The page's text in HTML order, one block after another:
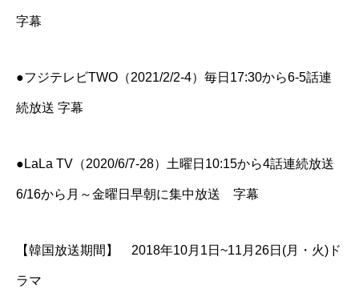
字幕
●フジテレビTWO（2021/2/2-4）毎日17:30から6-5話連
続放送 字幕
●LaLa TV（2020/6/7-28）土曜日10:15から4話連続放送
6/16から月～金曜日早朝に集中放送 字幕
【韓国放送期間】 2018年10月1日~11月26日(月・火)ド
ラマ